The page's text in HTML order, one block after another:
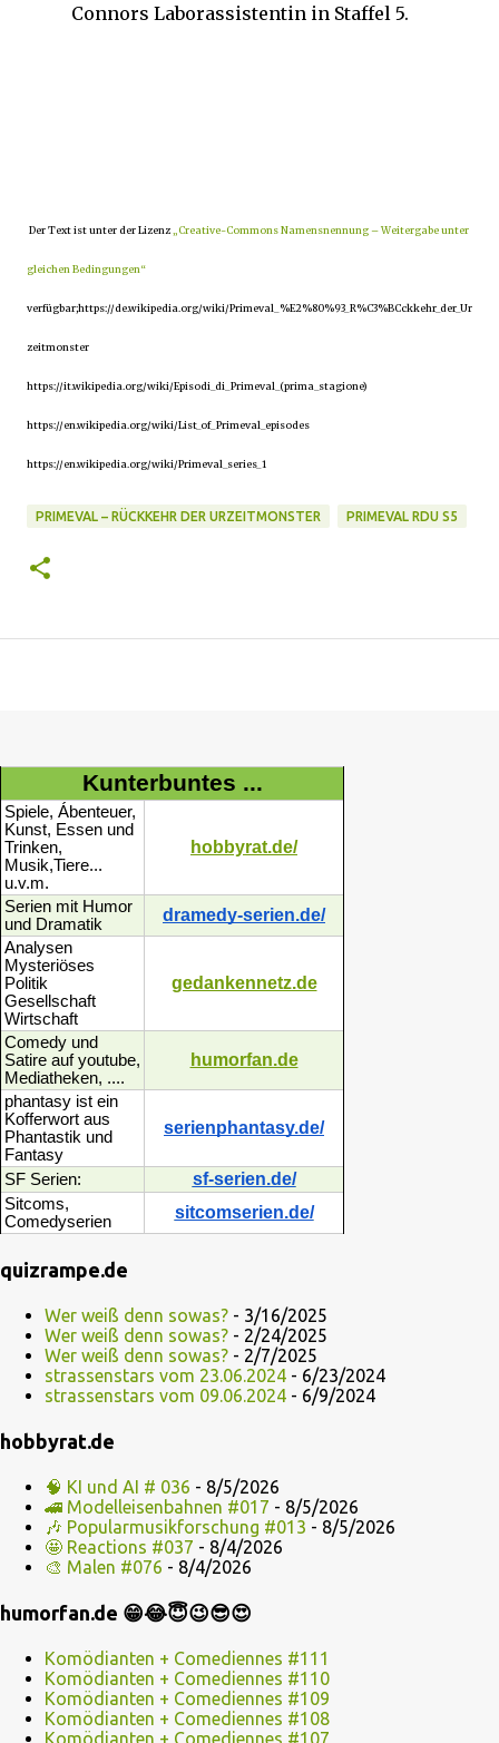
Connors Laborassistentin in Staffel 5.
Der Text ist unter der Lizenz „Creative-Commons Namensnennung – Weitergabe unter
gleichen Bedingungen“
verfügbar;https://de.wikipedia.org/wiki/Primeval_%E2%80%93_R%C3%BCckkehr_der_Ur
zeitmonster
https://it.wikipedia.org/wiki/Episodi_di_Primeval_(prima_stagione)
https://en.wikipedia.org/wiki/List_of_Primeval_episodes
https://en.wikipedia.org/wiki/Primeval_series_1
PRIMEVAL – RÜCKKEHR DER URZEITMONSTER PRIMEVAL RDU S5
Kunterbuntes ...
Spiele, Ábenteuer,
Kunst, Essen und
Trinken,
Musik,Tiere...
u.v.m.
hobbyrat.de/
Serien mit Humor
und Dramatik
dramedy-serien.de/
Analysen
Mysteriöses
Politik
Gesellschaft
Wirtschaft
gedankennetz.de
Comedy und
Satire auf youtube,
Mediatheken, ....
humorfan.de
phantasy ist ein
Kofferwort aus
Phantastik und
Fantasy
serienphantasy.de/
SF Serien: sf-serien.de/
Sitcoms,
Comedyserien
sitcomserien.de/
quizrampe.de
Wer weiß denn sowas? - 3/16/2025
Wer weiß denn sowas? - 2/24/2025
Wer weiß denn sowas? - 2/7/2025
strassenstars vom 23.06.2024 - 6/23/2024
strassenstars vom 09.06.2024 - 6/9/2024
hobbyrat.de
🧠 KI und AI # 036 - 8/5/2026
🚄 Modelleisenbahnen #017 - 8/5/2026
🎶 Popularmusikforschung #013 - 8/5/2026
🤩 Reactions #037 - 8/4/2026
🎨 Malen #076 - 8/4/2026
humorfan.de 😁😂😇😉😎😍
Komödianten + Comediennes #111
Komödianten + Comediennes #110
Komödianten + Comediennes #109
Komödianten + Comediennes #108
Komödianten + Comediennes #107